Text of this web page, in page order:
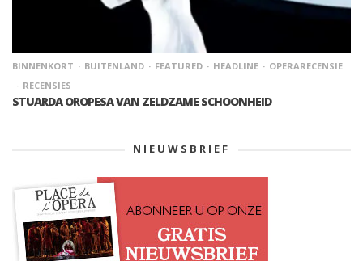
BINNENKORT BUITENLAND FEATURED HEADLINE
OPERARECENSIE
RECENSIES
STUARDA OROPESA VAN ZELDZAME SCHOONHEID
NIEUWSBRIEF